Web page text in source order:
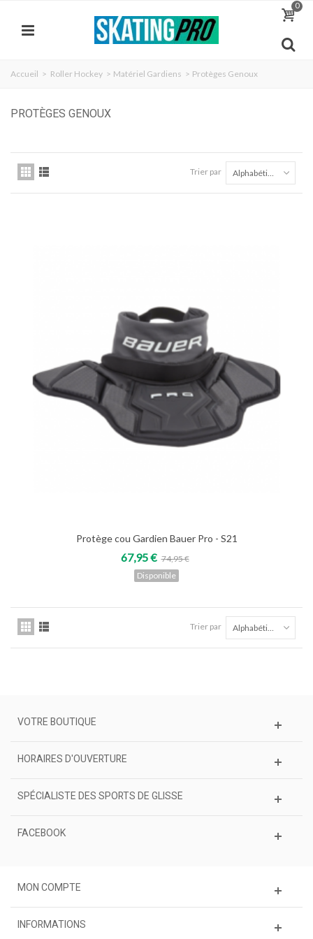
0
Accueil > Roller Hockey > Matériel Gardiens > Protèges Genoux
PROTÈGES GENOUX
Trier par
Protège cou Gardien Bauer Pro - S21
67,95 € 74,95 €
Disponible
Trier par
VOTRE BOUTIQUE
HORAIRES D'OUVERTURE
SPÉCIALISTE DES SPORTS DE GLISSE
FACEBOOK
MON COMPTE
INFORMATIONS